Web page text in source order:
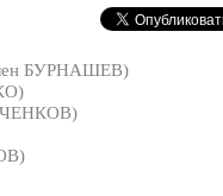
БУРНАШЕВ)